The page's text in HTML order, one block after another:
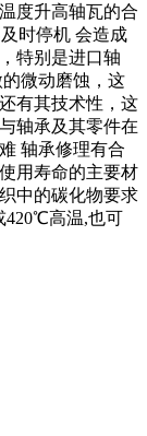
温度升高轴瓦的合
及时停机 会造成
，特别是进口轴
微动磨蚀，这
其技术性，这
与轴承及其零件在
难 轴承修理有合
使用寿命的主要材
织中的碳化物要求
或420℃高温,也可